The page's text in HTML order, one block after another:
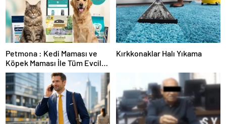
Petmona : Kedi Maması ve
Köpek Maması İle Tüm Evcil
Hayvan Ürünleri
Kırkkonaklar Halı Yıkama